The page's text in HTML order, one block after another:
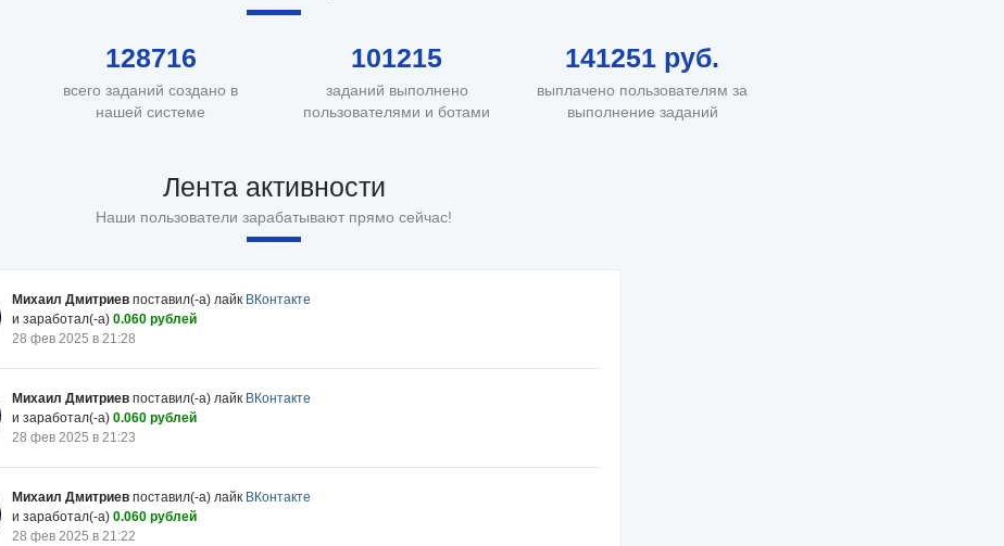
128716
всего заданий создано в
нашей системе
101215
заданий выполнено
пользователями и ботами
141251 руб.
выплачено пользователям за
выполнение заданий
Лента активности
Наши пользователи зарабатывают прямо сейчас!
Михаил Дмитриев поставил(-а) лайк ВКонтакте
и заработал(-а) 0.060 рублей
28 фев 2025 в 21:28
Михаил Дмитриев поставил(-а) лайк ВКонтакте
и заработал(-а) 0.060 рублей
28 фев 2025 в 21:23
Михаил Дмитриев поставил(-а) лайк ВКонтакте
и заработал(-а) 0.060 рублей
28 фев 2025 в 21:22